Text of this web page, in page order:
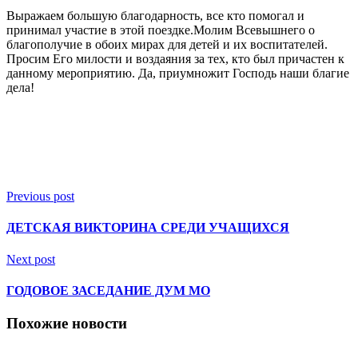
Выражаем большую благодарность, все кто помогал и
принимал участие в этой поездке.Молим Всевышнего о
благополучие в обоих мирах для детей и их воспитателей.
Просим Его милости и воздаяния за тех, кто был причастен к
данному мероприятию. Да, приумножит Господь наши благие
дела!
Previous post
ДЕТСКАЯ ВИКТОРИНА СРЕДИ УЧАЩИХСЯ
Next post
ГОДОВОЕ ЗАСЕДАНИЕ ДУМ МО
Похожие новости